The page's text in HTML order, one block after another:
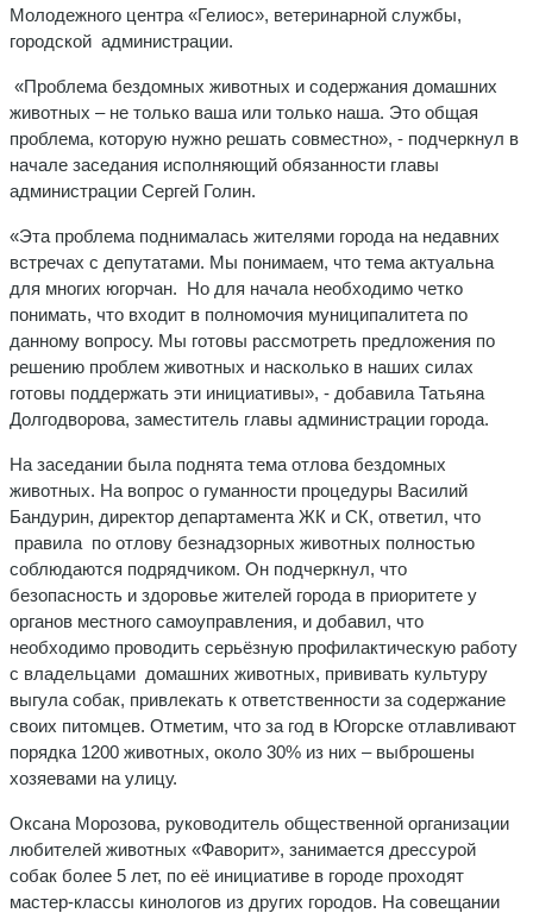
Молодежного центра «Гелиос», ветеринарной службы,
городской администрации.
«Проблема бездомных животных и содержания домашних
животных – не только ваша или только наша. Это общая
проблема, которую нужно решать совместно», - подчеркнул в
начале заседания исполняющий обязанности главы
администрации Сергей Голин.
«Эта проблема поднималась жителями города на недавних
встречах с депутатами. Мы понимаем, что тема актуальна
для многих югорчан. Но для начала необходимо четко
понимать, что входит в полномочия муниципалитета по
данному вопросу. Мы готовы рассмотреть предложения по
решению проблем животных и насколько в наших силах
готовы поддержать эти инициативы», - добавила Татьяна
Долгодворова, заместитель главы администрации города.
На заседании была поднята тема отлова бездомных
животных. На вопрос о гуманности процедуры Василий
Бандурин, директор департамента ЖК и СК, ответил, что
правила по отлову безнадзорных животных полностью
соблюдаются подрядчиком. Он подчеркнул, что
безопасность и здоровье жителей города в приоритете у
органов местного самоуправления, и добавил, что
необходимо проводить серьёзную профилактическую работу
с владельцами домашних животных, прививать культуру
выгула собак, привлекать к ответственности за содержание
своих питомцев. Отметим, что за год в Югорске отлавливают
порядка 1200 животных, около 30% из них – выброшены
хозяевами на улицу.
Оксана Морозова, руководитель общественной организации
любителей животных «Фаворит», занимается дрессурой
собак более 5 лет, по её инициативе в городе проходят
мастер-классы кинологов из других городов. На совещании